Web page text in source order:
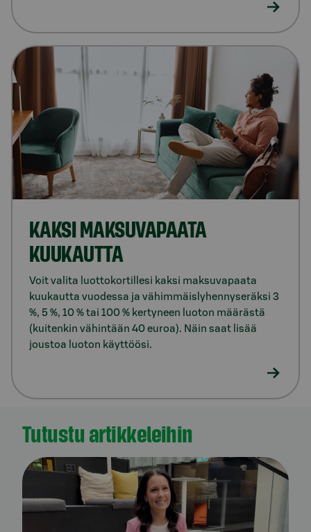
KAKSI MAKSUVAPAATA
KUUKAUTTA
Voit valita luottokortillesi kaksi maksuvapaata
kuukautta vuodessa ja vähimmäislyhennyseräksi 3
%, 5 %, 10 % tai 100 % kertyneen luoton määrästä
(kuitenkin vähintään 40 euroa). Näin saat lisää
joustoa luoton käyttöösi.
Tutustu artikkeleihin